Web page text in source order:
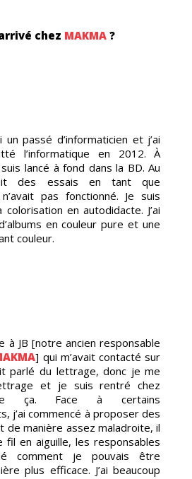
chez MAKMA?
un passé d’informaticien et j’ai
l’informatique en 2012. À
lancé à fond dans la BD. Au
des essais en tant que
pas fonctionné. Je suis
en autodidacte. J’ai
en couleur pure et une
couleur.
à JB [notre ancien responsable
] qui m’avait contacté sur
parlé du lettrage, donc je me
et je suis rentré chez
ça. Face à certains
j’ai commencé à proposer des
de manière assez maladroite, il
fil en aiguille, les responsables
comment je pouvais être
plus efficace. J’ai beaucoup